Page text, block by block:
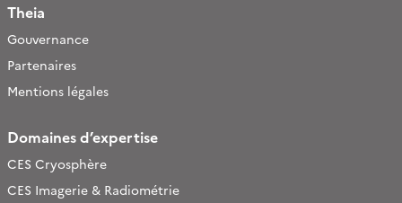
Theia
Gouvernance
Partenaires
Mentions légales
Domaines d’expertise
CES Cryosphère
CES Imagerie & Radiométrie